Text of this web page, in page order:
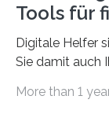
Tools für
Digitale Helfer
Sie damit auch
die genau das
More than 1